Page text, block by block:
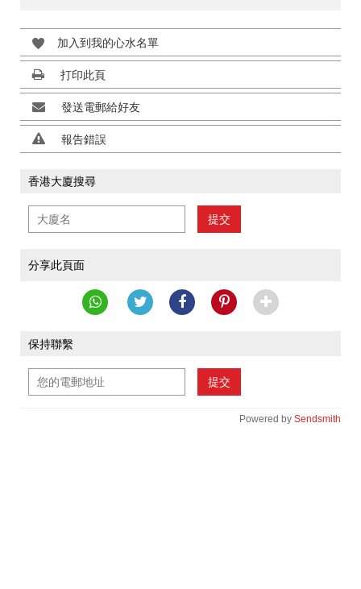
加入到我的心水名單
打印此頁
發送電郵給好友
報告錯誤
香港大廈搜尋
提交
分享此頁面
保持聯繫
提交
Powered by Sendsmith